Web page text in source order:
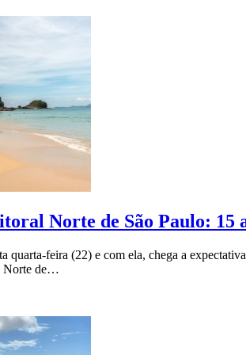
Norte de São Paulo: 15
quarta-feira (22) e com ela, chega a
Norte de…